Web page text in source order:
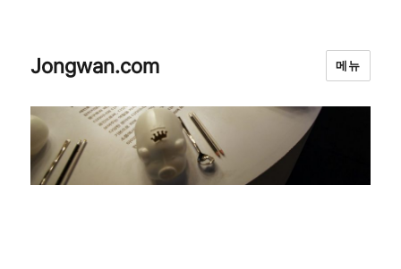
Jongwan.com 메뉴